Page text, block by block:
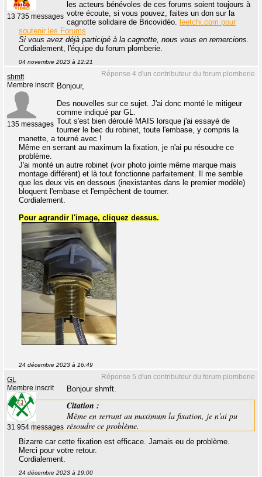
13 735 messages
les acteurs bénévoles de ces forums soient toujours à
votre écoute, si vous pouvez, faites un don sur la
cagnotte solidaire de Bricovidéo. leetchi.com pour
soutenir les Forums
Si vous avez déjà participé à la cagnotte, nous vous en remercions.
Cordialement, l'équipe du forum plomberie.
04 novembre 2023 à 12:21
Réponse 4 d'un contributeur du forum plomberie
shmft
Membre inscrit
135 messages
Bonjour,
Des nouvelles sur ce sujet. J'ai donc monté le mitigeur
comme indiqué par GL.
Tout s'est bien déroulé MAIS lorsque j'ai essayé de
tourner le bec du robinet, toute l'embase, y compris la
manette, a tourné avec !
Même en serrant au maximum la fixation, je n'ai pu résoudre ce
problème.
J'ai monté un autre robinet (voir photo jointe même marque mais
montage différent) et là tout fonctionne parfaitement. Il me semble
que les deux vis en dessous (inexistantes dans le premier modèle)
bloquent l'embase et l'empêchent de tourner.
Cordialement.
Pour agrandir l'image, cliquez dessus.
24 décembre 2023 à 16:49
Réponse 5 d'un contributeur du forum plomberie
GL
Membre inscrit
31 954 messages
Bonjour shmft.
Citation :
Même en serrant au maximum la fixation, je n'ai pu
résoudre ce problème.
Bizarre car cette fixation est efficace. Jamais eu de problème.
Merci pour votre retour.
Cordialement.
24 décembre 2023 à 19:00